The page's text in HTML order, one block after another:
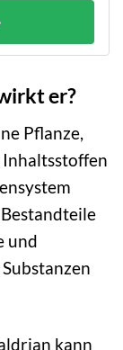
er?
Pflanze,
und
kann